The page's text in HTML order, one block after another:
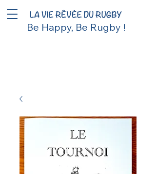
Be Happy, Be Rugby !